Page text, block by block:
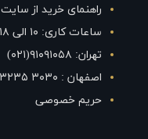
راهنمای خرید از سایت
ساعات کاری: ۱۰ الی ۱۸
تهران: ۹۱۰۹۱۰۵۸(۰۲۱)
اصفهان : ۳۰۳۰ ۳۲۳۵ (۰۳۱)
حریم خصوصی